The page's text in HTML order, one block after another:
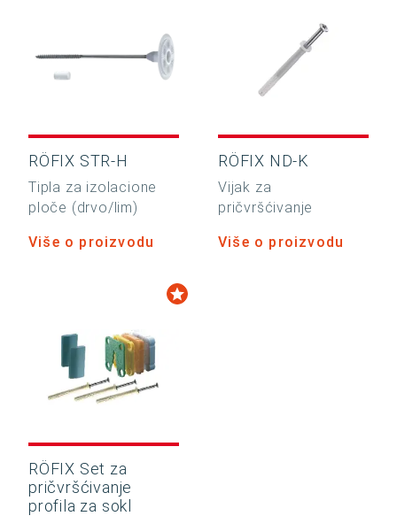
RÖFIX STR-H
Tipla za izolacione
ploče (drvo/lim)
Više o proizvodu
RÖFIX ND-K
Vijak za
pričvršćivanje
Više o proizvodu
RÖFIX Set za
pričvršćivanje
profila za sokl